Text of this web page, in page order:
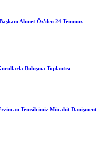
Ahmet Öz'den 24 Temmuz
Buluşma Toplantısı
Temsilcimiz Mücahit Danişment